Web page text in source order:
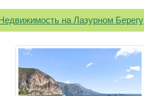
на Лазурном Берегу